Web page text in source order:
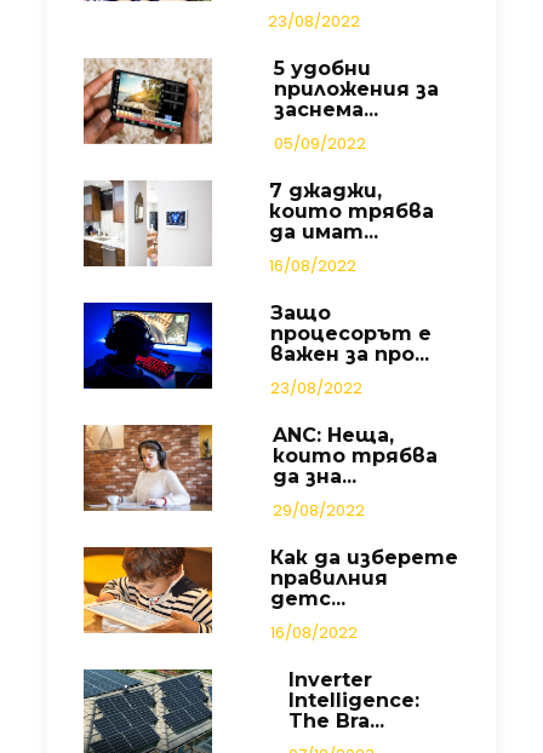
23/08/2022
5 удобни
приложения за
заснема...
05/09/2022
7 джаджи,
които трябва
да имат...
16/08/2022
Защо
процесорът е
важен за про...
23/08/2022
ANC: Неща,
които трябва
да зна...
29/08/2022
Как да изберете
правилния
детс...
16/08/2022
Inverter
Intelligence:
The Bra...